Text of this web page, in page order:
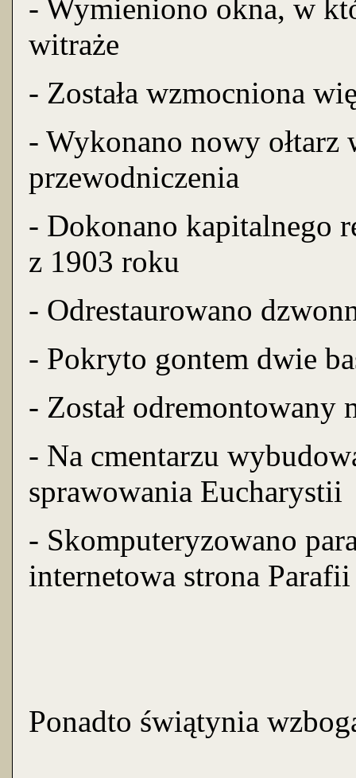
- Wymieniono okna, w
witraże
- Została wzmocniona
- Wykonano nowy ołtarz
przewodniczenia
- Dokonano kapitalnego
z 1903 roku
- Odrestaurowano
- Pokryto gontem dwie
- Został odremontowany
- Na cmentarzu
sprawowania Eucharystii
- Skomputeryzowano
internetowa strona Parafii
Ponadto świątynia